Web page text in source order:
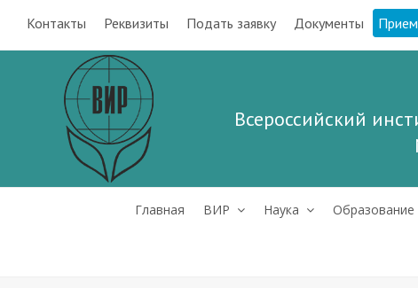
Контакты Реквизиты Подать заявку Документы
Всероссийский
Главная ВИР Наука Образование